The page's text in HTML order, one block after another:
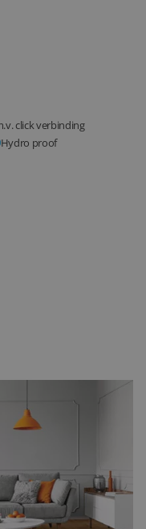
click verbinding
Hydro proof
uit ontzettend veel
in te maken is het
de vloer wilt. Wilt u
Kies dan voor een
kleine kamer te